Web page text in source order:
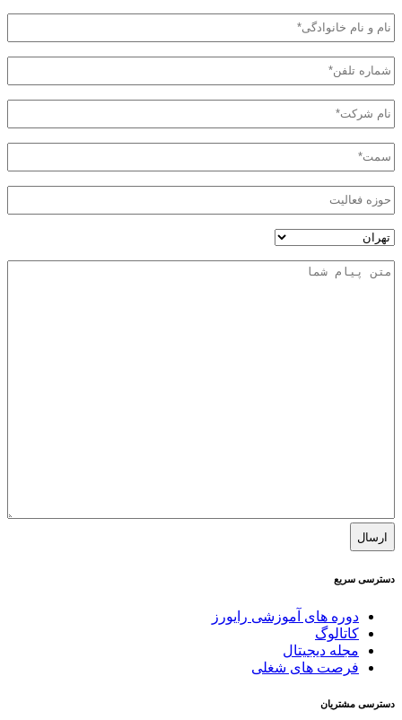
نام
و
نام
خانوادگی (Required)
تلفن
همراه*
(Required)
نام
شرکت*
(Required)
سمت*
(Required)
فعالیت
آدرس
پیام
دسترسی سریع
دوره های آموزشی رایورز
کاتالوگ
مجله دیجیتال
فرصت های شغلی
دسترسی مشتریان